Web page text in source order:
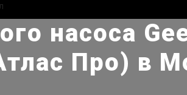
насоса
Про) в